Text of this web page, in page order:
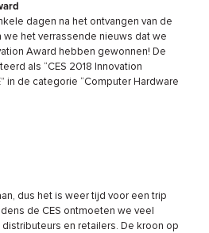
dagen na het ontvangen van de
we het verrassende nieuws dat we
Award hebben gewonnen! De
als “CES 2018 Innovation
in de categorie “Computer Hardware
dus het is weer tijd voor een trip
de CES ontmoeten we veel
distributeurs en retailers. De kroon op